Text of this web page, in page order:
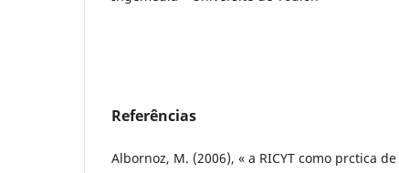
Referências
Albornoz, M. (2006), « a RICYT como prctica